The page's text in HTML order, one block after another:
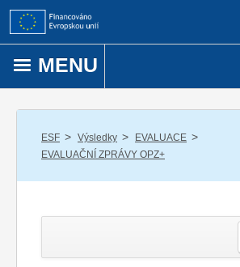
Přejít k obsahu
MENU
ESF / Výsledky / EVALUACE /
EVALUAČNÍ ZPRÁVY OPZ+